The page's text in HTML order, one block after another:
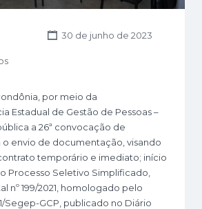
30 de junho de 2023
por meio da
Estadual de Gestão de Pessoas –
a 26ª convocação de
o envio de documentação, visando
temporário e imediato; início
Processo Seletivo Simplificado,
nº 199/2021, homologado pelo
Segep-GCP, publicado no Diário